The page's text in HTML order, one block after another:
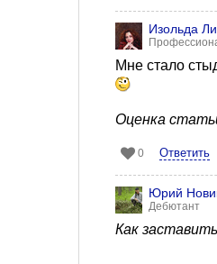
Изольда
Мне стало
Оценка
0 Ответить
Юрий
Дебютант
Как